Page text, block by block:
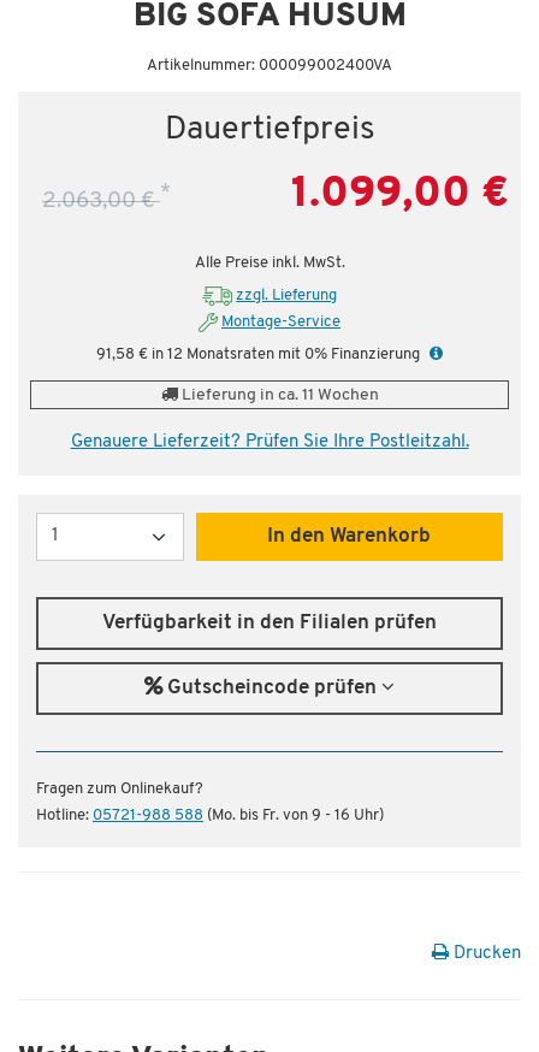
BIG SOFA HUSUM
Artikelnummer: 000099002400VA
Dauertiefpreis
2.063,00 €* 1.099,00 €
Alle Preise inkl. MwSt.
zzgl. Lieferung
Montage-Service
91,58 € in 12 Monatsraten mit 0% Finanzierung
Lieferung in ca. 11 Wochen
Genauere Lieferzeit? Prüfen Sie Ihre Postleitzahl.
Menge
In den Warenkorb
Verfügbarkeit in den Filialen prüfen
Gutscheincode prüfen
Fragen zum Onlinekauf?
Hotline: 05721-988 588 (Mo. bis Fr. von 9 - 16 Uhr)
Drucken